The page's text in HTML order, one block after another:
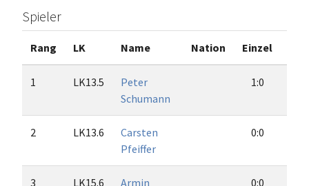
Spieler
Rang LK Name Nation Einzel
1 LK13.5
Peter
Schumann
1:0
2 LK13.6
Carsten
Pfeiffer
0:0
3 LK15.6
Armin
0:0